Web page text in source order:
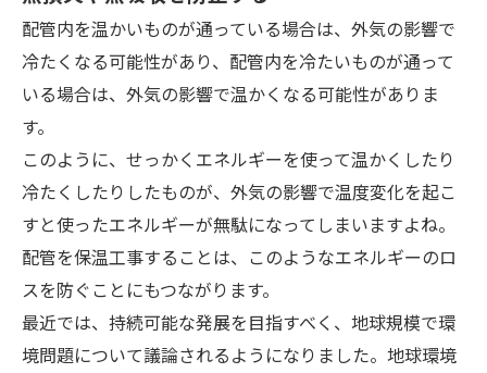
配管内を温かいものが通っている場合は、外気の影響で
冷たくなる可能性があり、配管内を冷たいものが通って
いる場合は、外気の影響で温かくなる可能性がありま
す。
このように、せっかくエネルギーを使って温かくしたり
冷たくしたりしたものが、外気の影響で温度変化を起こ
すと使ったエネルギーが無駄になってしまいますよね。
配管を保温工事することは、このようなエネルギーのロ
スを防ぐことにもつながります。
最近では、持続可能な発展を目指すべく、地球規模で環
境問題について議論されるようになりました。地球環境